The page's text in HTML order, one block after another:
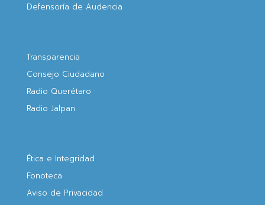
Defensoría de Audencia
Transparencia
Consejo Ciudadano
Radio Querétaro
Radio Jalpan
Ética e Integridad
Fonoteca
Aviso de Privacidad